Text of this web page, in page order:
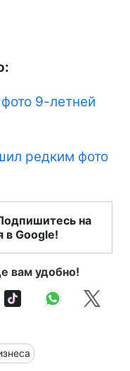
9-летней
редким фото
на
в Google!
вам удобно!